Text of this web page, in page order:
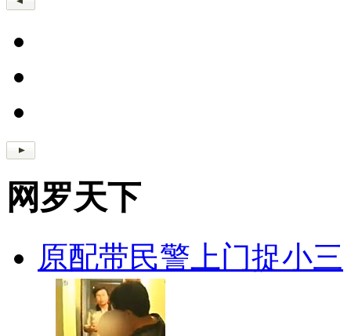
网罗天下
原配带民警上门捉小三